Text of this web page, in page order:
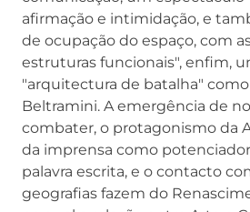
afirmação e intimidação, e
de ocupação do espaço, com
estruturas funcionais", enfim,
"arquitectura de batalha"
Beltramini. A emergência de
combater, o protagonismo da
da imprensa como
palavra escrita, e o contacto
geografias fazem do